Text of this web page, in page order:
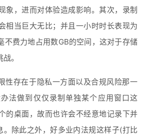
象，进而对体验造成影响。其次，录制
相当巨大无比；并且一小时时长表现为
不费力地占用数GB的空间，这对于存储
。
性存在于隐私一方面以及合规风险那一
法做到仅仅录制单独某个应用窗口这
的桌面，故而也许会不经意地记录下并
除此之外，好多业内法规这样子(打比